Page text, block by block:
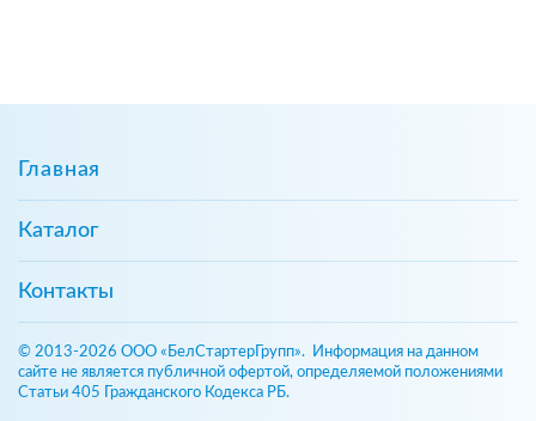
Главная
Каталог
Контакты
© 2013-2026 ООО «БелСтартерГрупп». Информация на данном
сайте не является публичной офертой, определяемой положениями
Статьи 405 Гражданского Кодекса РБ.